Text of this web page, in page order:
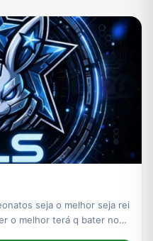
seja o melhor seja rei
o melhor terá q bater nos